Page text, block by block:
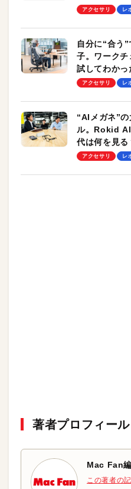
却プレート、
アクセサリ レ
自分に“合う
子。ワーク
試してわかっ
ッチ機能も搭
アクセサリ レ
“AIメガネ”
ル。Rokid AI
代は何を見る
授による体験
アクセサリ レ
著者プロフィール
Mac Fan
この著者の